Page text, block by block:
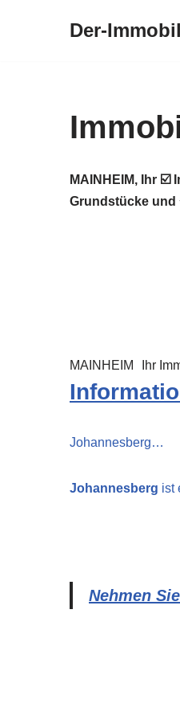
Der-
MAINHEIM, Ihr
Grundstücke
MAINHEIM Ihr
Johannesberg…
Johannesberg ist
Nehmen